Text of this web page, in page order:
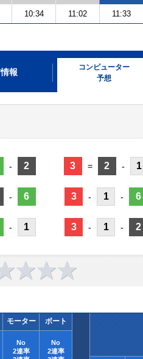
10:34 11:02 11:33
報
コンピューター
予想
- 2
- 6
- 1
3 = 2 - 1
3 - 1 - 6
3 - 1 - 2
モーター ボート
No
2連率
No
2連率